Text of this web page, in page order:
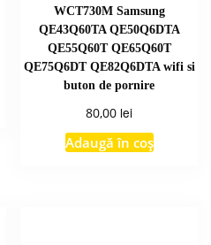
WCT730M Samsung
QE43Q60TA QE50Q6DTA
QE55Q60T QE65Q60T
QE75Q6DT QE82Q6DTA wifi si
buton de pornire
80,00 lei
Adaugă în coș